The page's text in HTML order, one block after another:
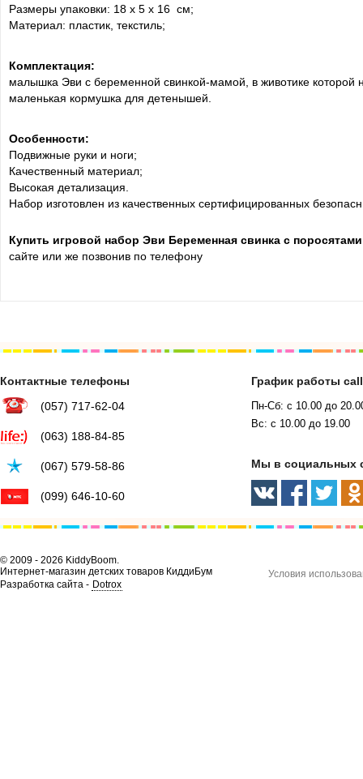
Размеры упаковки: 18 х 5 х 16 см;
Материал: пластик, текстиль;
Комплектация:
малышка Эви с беременной свинкой-мамой, в животике которой
маленькая кормушка для детенышей.
Особенности:
Подвижные руки и ноги;
Качественный материал;
Высокая детализация.
Набор изготовлен из качественных сертифицированных
Купить игровой набор Эви Беременная свинка с
сайте или же позвонив по телефону
Контактные телефоны
(057) 717-62-04
(063) 188-84-85
(067) 579-58-86
(099) 646-10-60
График работы
Пн-Сб: с 10.00 до
Вс: с 10.00 до 19.00
Мы в социальных
© 2009 - 2026 KiddyBoom.
Интернет-магазин детских товаров КиддиБум
Разработка сайта - Dotrox
Условия